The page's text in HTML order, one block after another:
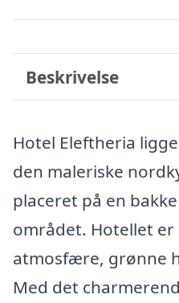
Beskrivelse
Hotel Eleftheria
den maleriske
placeret på en
området. Hotellet
atmosfære, grønne
Med det